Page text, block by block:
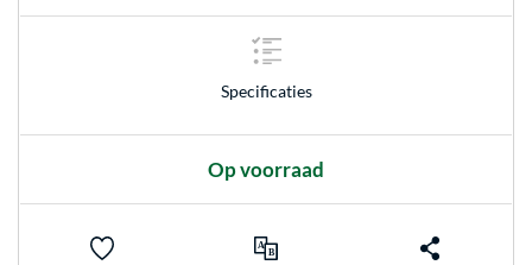
Specificaties
Op voorraad